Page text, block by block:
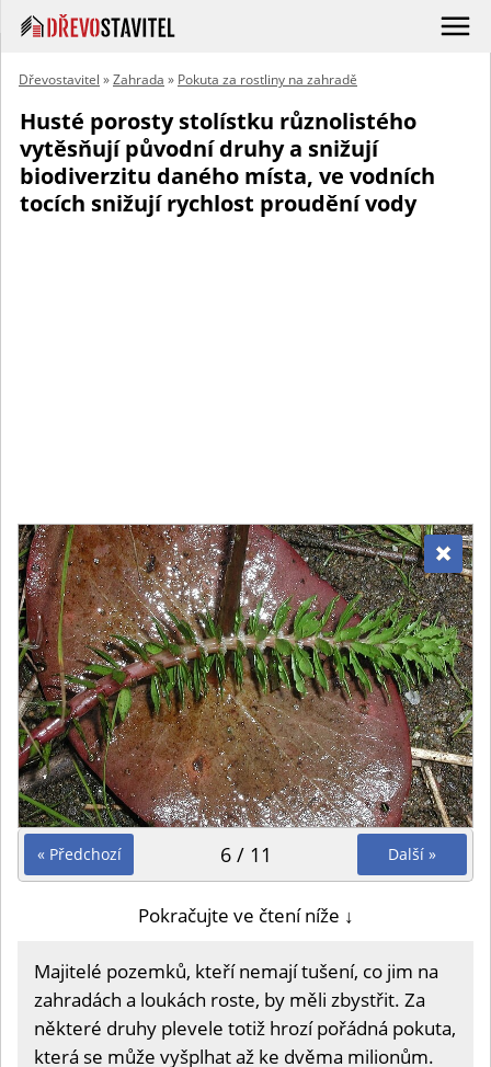
Dřevostavitel »Zahrada » Pokuta za rostliny na zahradě
Husté porosty stolístku různolistého
vytěsňují původní druhy a snižují
biodiverzitu daného místa, ve vodních
tocích snižují rychlost proudění vody
« Předchozí Další »
6 / 11
Pokračujte ve čtení níže ↓
Majitelé pozemků, kteří nemají tušení, co jim na
zahradách a loukách roste, by měli zbystřit. Za
některé druhy plevele totiž hrozí pořádná pokuta,
která se může vyšplhat až ke dvěma milionům.